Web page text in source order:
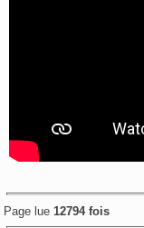
Page lue 12794 fois